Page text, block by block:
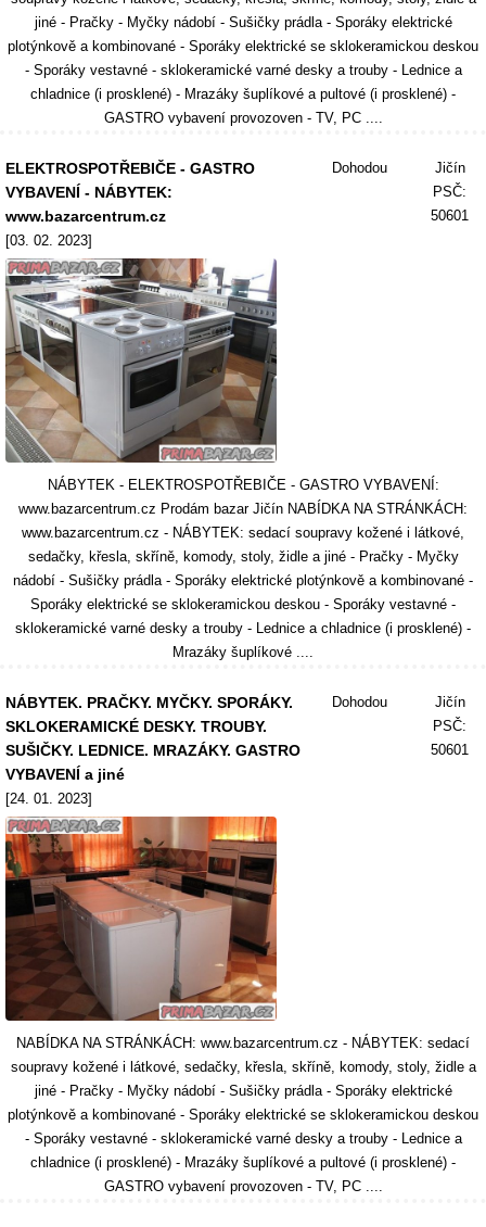
jiné - Pračky - Myčky nádobí - Sušičky prádla - Sporáky elektrické
plotýnkově a kombinované - Sporáky elektrické se sklokeramickou deskou
- Sporáky vestavné - sklokeramické varné desky a trouby - Lednice a
chladnice (i prosklené) - Mrazáky šuplíkové a pultové (i prosklené) -
GASTRO vybavení provozoven - TV, PC ....
ELEKTROSPOTŘEBIČE - GASTRO
VYBAVENÍ - NÁBYTEK:
www.bazarcentrum.cz
[03. 02. 2023]
Dohodou
Jičín
PSČ:
50601
NÁBYTEK - ELEKTROSPOTŘEBIČE - GASTRO VYBAVENÍ:
www.bazarcentrum.cz Prodám bazar Jičín NABÍDKA NA STRÁNKÁCH:
www.bazarcentrum.cz - NÁBYTEK: sedací soupravy kožené i látkové,
sedačky, křesla, skříně, komody, stoly, židle a jiné - Pračky - Myčky
nádobí - Sušičky prádla - Sporáky elektrické plotýnkově a kombinované -
Sporáky elektrické se sklokeramickou deskou - Sporáky vestavné -
sklokeramické varné desky a trouby - Lednice a chladnice (i prosklené) -
Mrazáky šuplíkové ....
NÁBYTEK. PRAČKY. MYČKY. SPORÁKY.
SKLOKERAMICKÉ DESKY. TROUBY.
SUŠIČKY. LEDNICE. MRAZÁKY. GASTRO
VYBAVENÍ a jiné
[24. 01. 2023]
Dohodou
Jičín
PSČ:
50601
NABÍDKA NA STRÁNKÁCH: www.bazarcentrum.cz - NÁBYTEK: sedací
soupravy kožené i látkové, sedačky, křesla, skříně, komody, stoly, židle a
jiné - Pračky - Myčky nádobí - Sušičky prádla - Sporáky elektrické
plotýnkově a kombinované - Sporáky elektrické se sklokeramickou deskou
- Sporáky vestavné - sklokeramické varné desky a trouby - Lednice a
chladnice (i prosklené) - Mrazáky šuplíkové a pultové (i prosklené) -
GASTRO vybavení provozoven - TV, PC ....